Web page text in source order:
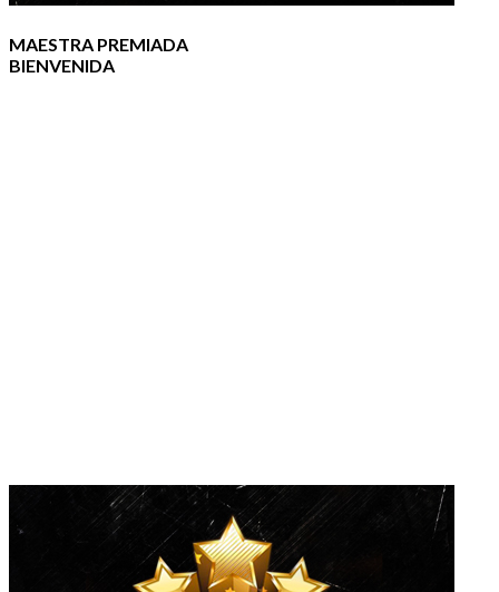
MAESTRA PREMIADA
BIENVENIDA